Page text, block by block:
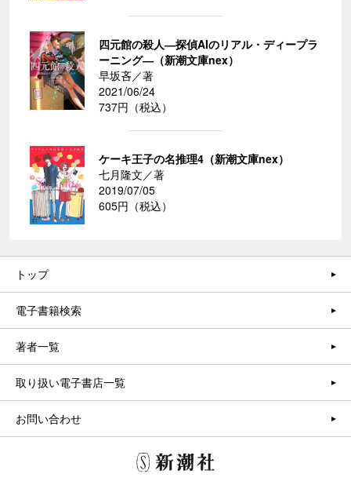
四元館の殺人―探偵AIのリアル・ディープラ
ーニング―（新潮文庫nex）
早坂吝／著
2021/06/24
737円（税込）
ケーキ王子の名推理4（新潮文庫nex）
七月隆文／著
2019/07/05
605円（税込）
トップ
電子書籍検索
著者一覧
取り扱い電子書店一覧
お問い合わせ